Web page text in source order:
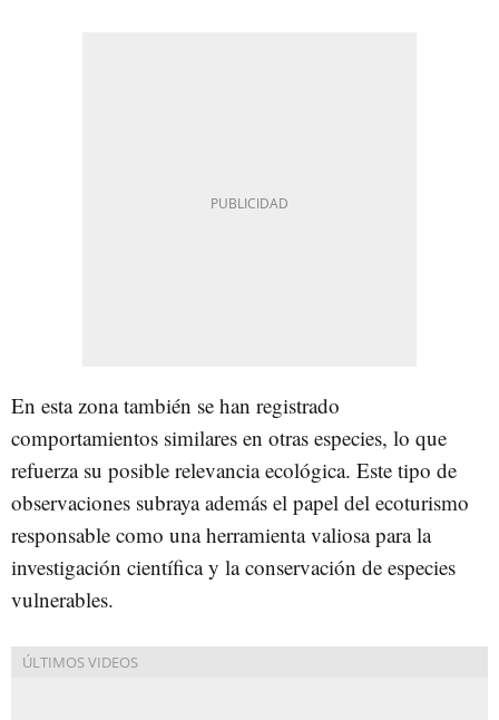
En esta zona también se han registrado
comportamientos similares en otras especies, lo que
refuerza su posible relevancia ecológica. Este tipo de
observaciones subraya además el papel del ecoturismo
responsable como una herramienta valiosa para la
investigación científica y la conservación de especies
vulnerables.